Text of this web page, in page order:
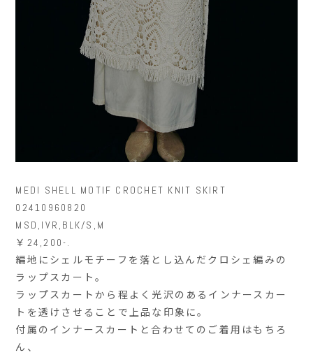
MEDI SHELL MOTIF CROCHET KNIT SKIRT
02410960820
MSD,IVR,BLK/S,M
￥24,200-.
編地にシェルモチーフを落とし込んだクロシェ編みの
ラップスカート。
ラップスカートから程よく光沢のあるインナースカー
トを透けさせることで上品な印象に。
付属のインナースカートと合わせてのご着用はもちろ
ん、